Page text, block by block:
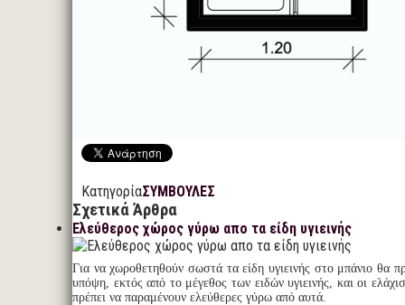
ΚατηγορίαΣΥΜΒΟΥΛΕΣ
Σχετικά Άρθρα
Ελεύθερος χώρος γύρω απο τα είδη υγιεινής
Για να χωροθετηθούν σωστά τα είδη υγιεινής στο μπάνιο θα
υπόψη, εκτός από το μέγεθος των ειδών υγιεινής, και οι
πρέπει να παραμένουν ελεύθερες γύρω από αυτά.